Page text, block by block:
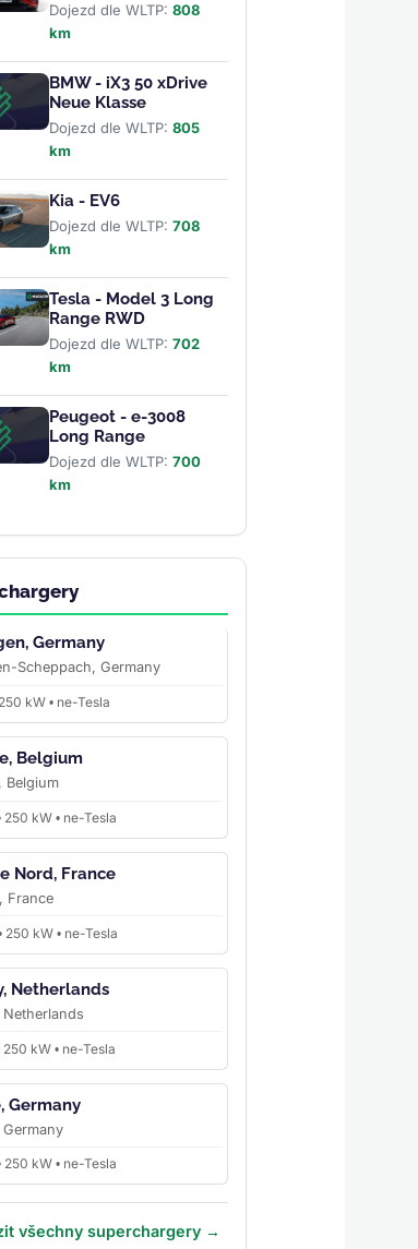
Dojezd dle WLTP: 808
km
BMW - iX3 50 xDrive
Neue Klasse
Dojezd dle WLTP: 805
km
Kia - EV6
Dojezd dle WLTP: 708
km
Tesla - Model 3 Long
Range RWD
Dojezd dle WLTP: 702
km
Peugeot - e-3008
Long Range
Dojezd dle WLTP: 700
km
Germany
Scheppach, Germany
kW • ne-Tesla
Belgium
Belgium
250 kW • ne-Tesla
Nord, France
France
250 kW • ne-Tesla
Netherlands
Netherlands
250 kW • ne-Tesla
Germany
250 kW • ne-Tesla
všechny superchargery →